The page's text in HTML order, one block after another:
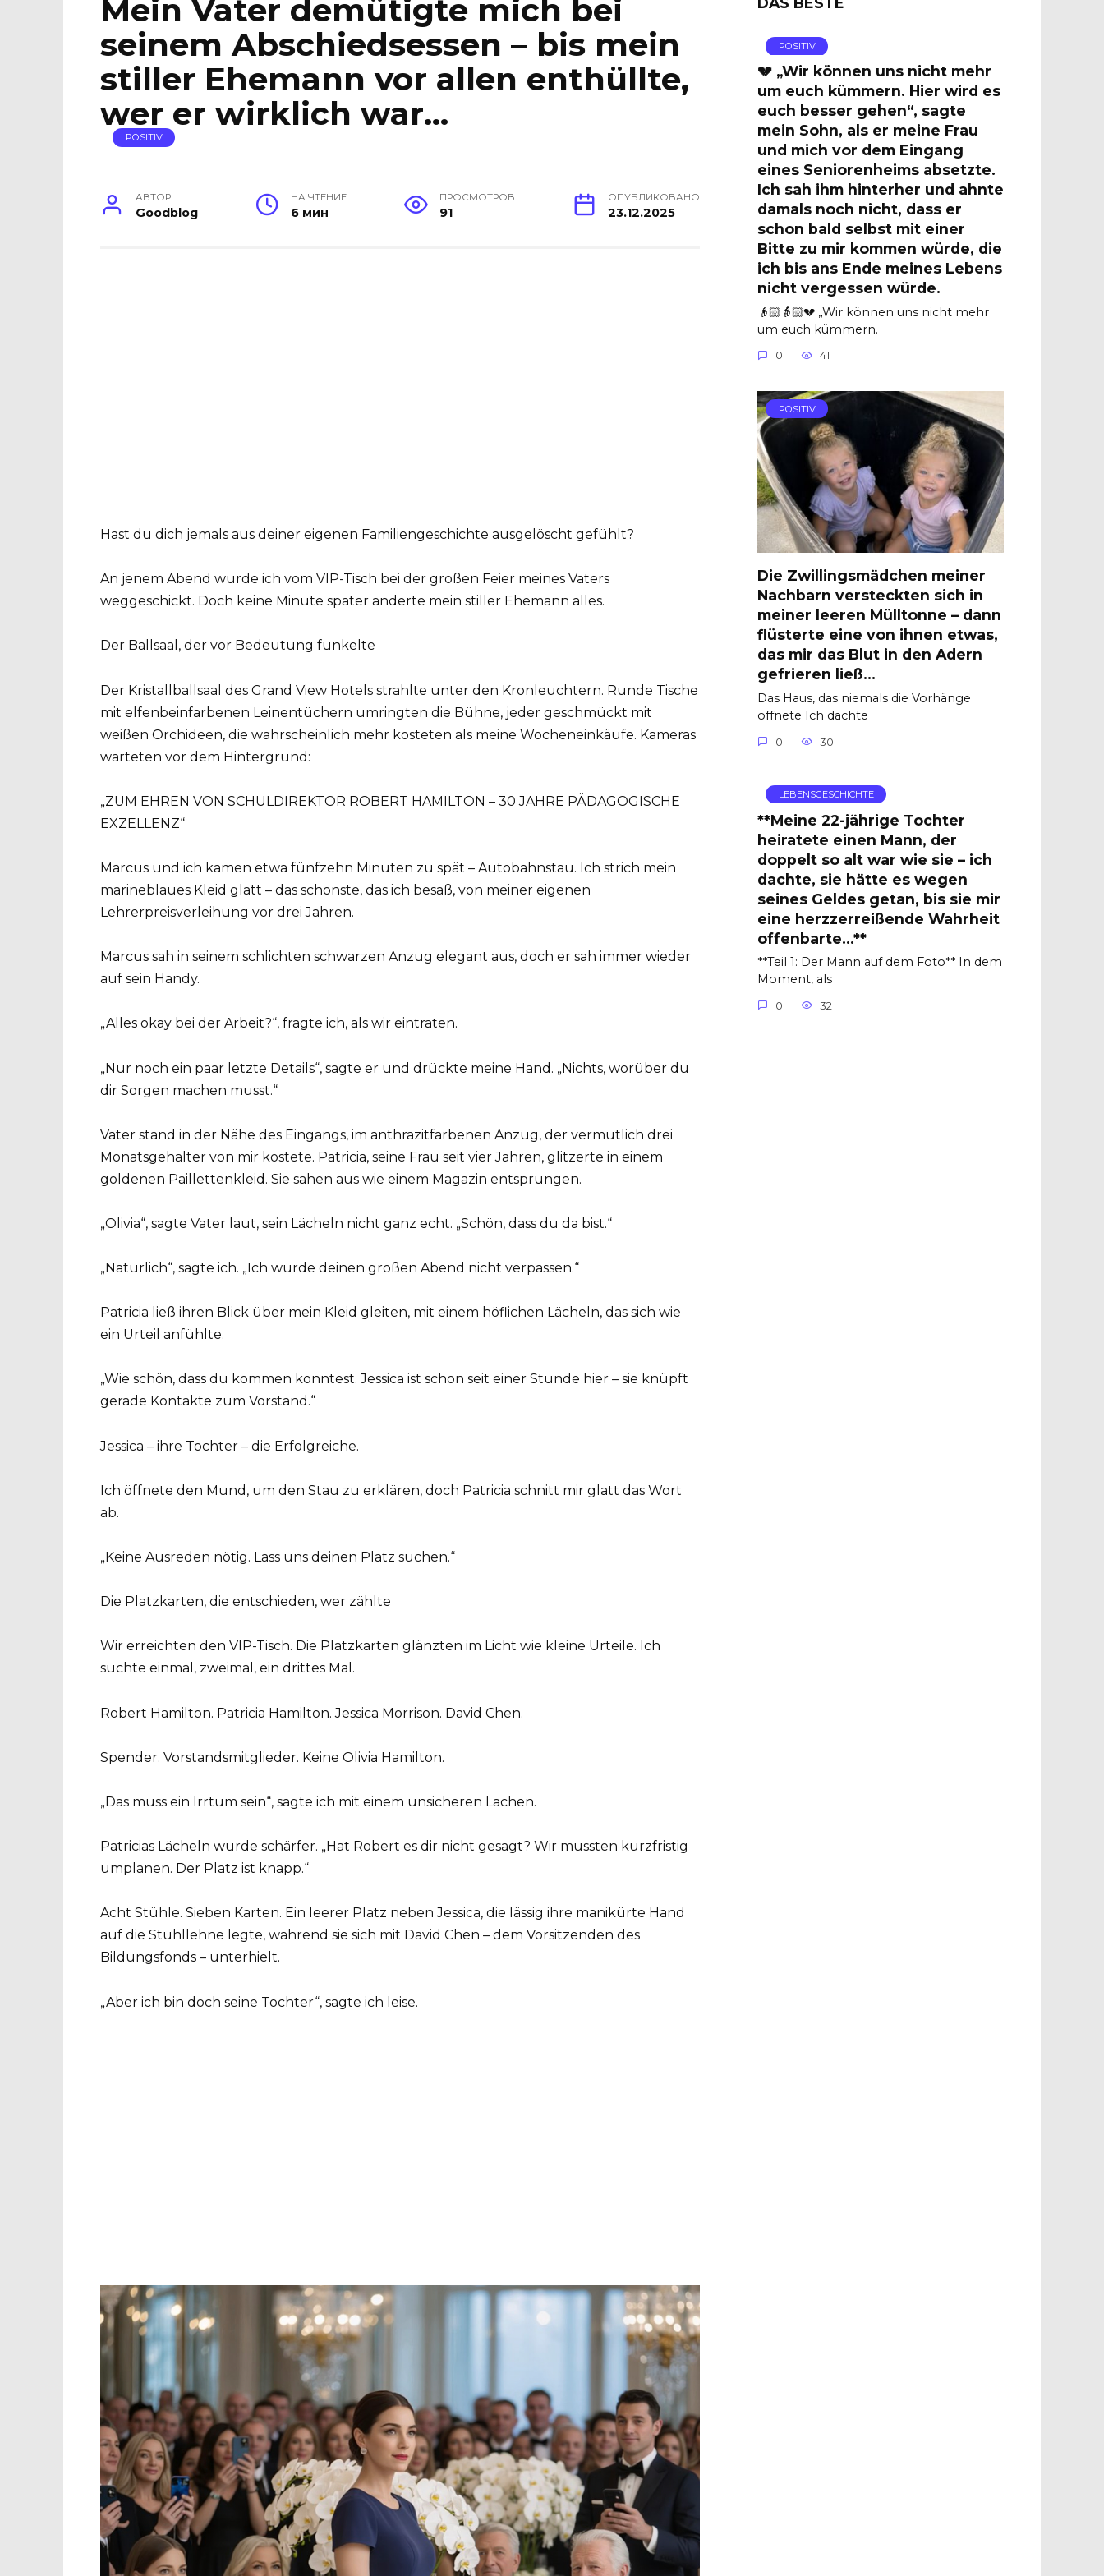
Mein Vater demütigte mich bei
seinem Abschiedsessen – bis mein
stiller Ehemann vor allen enthüllte,
wer er wirklich war…
POSITIV
АВТОР
Goodblog
НА ЧТЕНИЕ
6 мин
ПРОСМОТРОВ
91
ОПУБЛИКОВАНО
23.12.2025
Hast du dich jemals aus deiner eigenen Familiengeschichte ausgelöscht gefühlt?
An jenem Abend wurde ich vom VIP-Tisch bei der großen Feier meines Vaters
weggeschickt. Doch keine Minute später änderte mein stiller Ehemann alles.
Der Ballsaal, der vor Bedeutung funkelte
Der Kristallballsaal des Grand View Hotels strahlte unter den Kronleuchtern. Runde Tische
mit elfenbeinfarbenen Leinentüchern umringten die Bühne, jeder geschmückt mit
weißen Orchideen, die wahrscheinlich mehr kosteten als meine Wocheneinkäufe. Kameras
warteten vor dem Hintergrund:
„ZUM EHREN VON SCHULDIREKTOR ROBERT HAMILTON – 30 JAHRE PÄDAGOGISCHE
EXZELLENZ“
Marcus und ich kamen etwa fünfzehn Minuten zu spät – Autobahnstau. Ich strich mein
marineblaues Kleid glatt – das schönste, das ich besaß, von meiner eigenen
Lehrerpreisverleihung vor drei Jahren.
Marcus sah in seinem schlichten schwarzen Anzug elegant aus, doch er sah immer wieder
auf sein Handy.
„Alles okay bei der Arbeit?“, fragte ich, als wir eintraten.
„Nur noch ein paar letzte Details“, sagte er und drückte meine Hand. „Nichts, worüber du
dir Sorgen machen musst.“
Vater stand in der Nähe des Eingangs, im anthrazitfarbenen Anzug, der vermutlich drei
Monatsgehälter von mir kostete. Patricia, seine Frau seit vier Jahren, glitzerte in einem
goldenen Paillettenkleid. Sie sahen aus wie einem Magazin entsprungen.
„Olivia“, sagte Vater laut, sein Lächeln nicht ganz echt. „Schön, dass du da bist.“
„Natürlich“, sagte ich. „Ich würde deinen großen Abend nicht verpassen.“
Patricia ließ ihren Blick über mein Kleid gleiten, mit einem höflichen Lächeln, das sich wie
ein Urteil anfühlte.
„Wie schön, dass du kommen konntest. Jessica ist schon seit einer Stunde hier – sie knüpft
gerade Kontakte zum Vorstand.“
Jessica – ihre Tochter – die Erfolgreiche.
Ich öffnete den Mund, um den Stau zu erklären, doch Patricia schnitt mir glatt das Wort
ab.
„Keine Ausreden nötig. Lass uns deinen Platz suchen.“
Die Platzkarten, die entschieden, wer zählte
Wir erreichten den VIP-Tisch. Die Platzkarten glänzten im Licht wie kleine Urteile. Ich
suchte einmal, zweimal, ein drittes Mal.
Robert Hamilton. Patricia Hamilton. Jessica Morrison. David Chen.
Spender. Vorstandsmitglieder. Keine Olivia Hamilton.
„Das muss ein Irrtum sein“, sagte ich mit einem unsicheren Lachen.
Patricias Lächeln wurde schärfer. „Hat Robert es dir nicht gesagt? Wir mussten kurzfristig
umplanen. Der Platz ist knapp.“
Acht Stühle. Sieben Karten. Ein leerer Platz neben Jessica, die lässig ihre manikürte Hand
auf die Stuhllehne legte, während sie sich mit David Chen – dem Vorsitzenden des
Bildungsfonds – unterhielt.
„Aber ich bin doch seine Tochter“, sagte ich leise.
POSITIV
💔 „Wir können uns nicht mehr
um euch kümmern. Hier wird es
euch besser gehen“, sagte
mein Sohn, als er meine Frau
und mich vor dem Eingang
eines Seniorenheims absetzte.
Ich sah ihm hinterher und ahnte
damals noch nicht, dass er
schon bald selbst mit einer
Bitte zu mir kommen würde, die
ich bis ans Ende meines Lebens
nicht vergessen würde.
👴🏻👵🏻💔 „Wir können uns nicht mehr
um euch kümmern.
0 41
POSITIV
Die Zwillingsmädchen meiner
Nachbarn versteckten sich in
meiner leeren Mülltonne – dann
flüsterte eine von ihnen etwas,
das mir das Blut in den Adern
gefrieren ließ…
Das Haus, das niemals die Vorhänge
öffnete Ich dachte
0 30
LEBENSGESCHICHTE
**Meine 22-jährige Tochter
heiratete einen Mann, der
doppelt so alt war wie sie – ich
dachte, sie hätte es wegen
seines Geldes getan, bis sie mir
eine herzzerreißende Wahrheit
offenbarte…**
**Teil 1: Der Mann auf dem Foto** In dem
Moment, als
0 32